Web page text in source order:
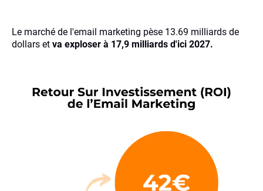
Le marché de l'email marketing pèse 13.69 milliards de
dollars et va exploser à 17,9 milliards d'ici 2027.